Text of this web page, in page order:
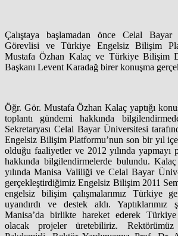
Çalıştaya başlamadan önce Celal
Görevlisi ve Türkiye Engelsiz Bilişim
Mustafa Özhan Kalaç ve Türkiye Bilişim
Başkanı Levent Karadağ birer konuşma
Öğr. Gör. Mustafa Özhan Kalaç yaptığı
toplantı gündemi hakkında
Sekretaryası Celal Bayar Üniversitesi
Engelsiz Bilişim Platformu’nun son bir yıl
olduğu faaliyetler ve 2012 yılında yapmayı
hakkında bilgilendirmelerde bulundu. Kalaç
yılında Manisa Valiliği ve Celal Bayar
gerçekleştirdiğimiz Engelsiz Bilişim 2011
engelsiz bilişim çalışmalarımız Türkiye
uyandırdı ve destek aldı.
Manisa’da birlikte hareket ederek
olacak projeler üretebiliriz.